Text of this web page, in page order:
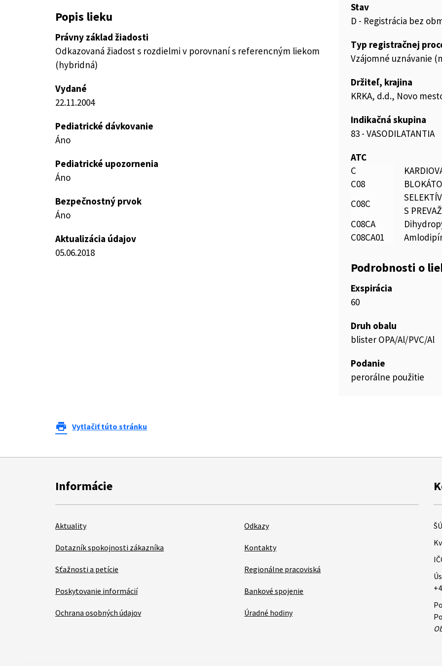
Popis lieku
Právny základ žiadosti
Odkazovaná žiadost s rozdielmi v porovnaní s referencným liekom
(hybridná)
Vydané
22.11.2004
Pediatrické dávkovanie
Áno
Pediatrické upozornenia
Áno
Bezpečnostný prvok
Áno
Aktualizácia údajov
05.06.2018
Stav
D - Registrácia bez
Typ registračnej
Vzájomné uznávanie
Držiteľ, krajina
KRKA, d.d., Novo
Indikačná skupina
83 - VASODILATANTIA
ATC
C
C08
C08C
S
C08CA
C08CA01
Podrobnosti o
Exspirácia
60
Druh obalu
blister OPA/Al/PVC/Al
Podanie
perorálne použitie
print Vytlačiť túto stránku
Informácie
Aktuality
Dotazník spokojnosti zákazníka
Sťažnosti a petície
Poskytovanie informácií
Ochrana osobných údajov
Odkazy
Kontakty
Regionálne pracoviská
Bankové spojenie
Úradné hodiny